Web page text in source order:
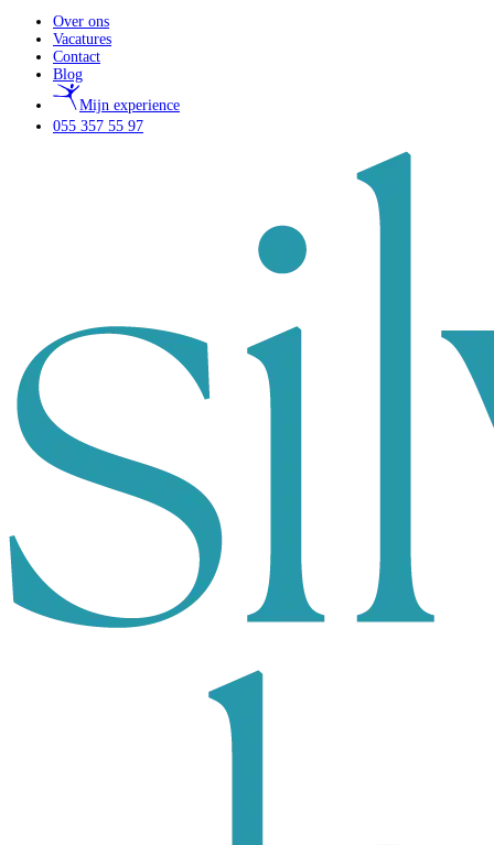
Over ons
Vacatures
Contact
Blog
Mijn experience
055 357 55 97